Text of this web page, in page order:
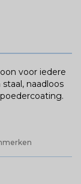
voor iedere
naadloos